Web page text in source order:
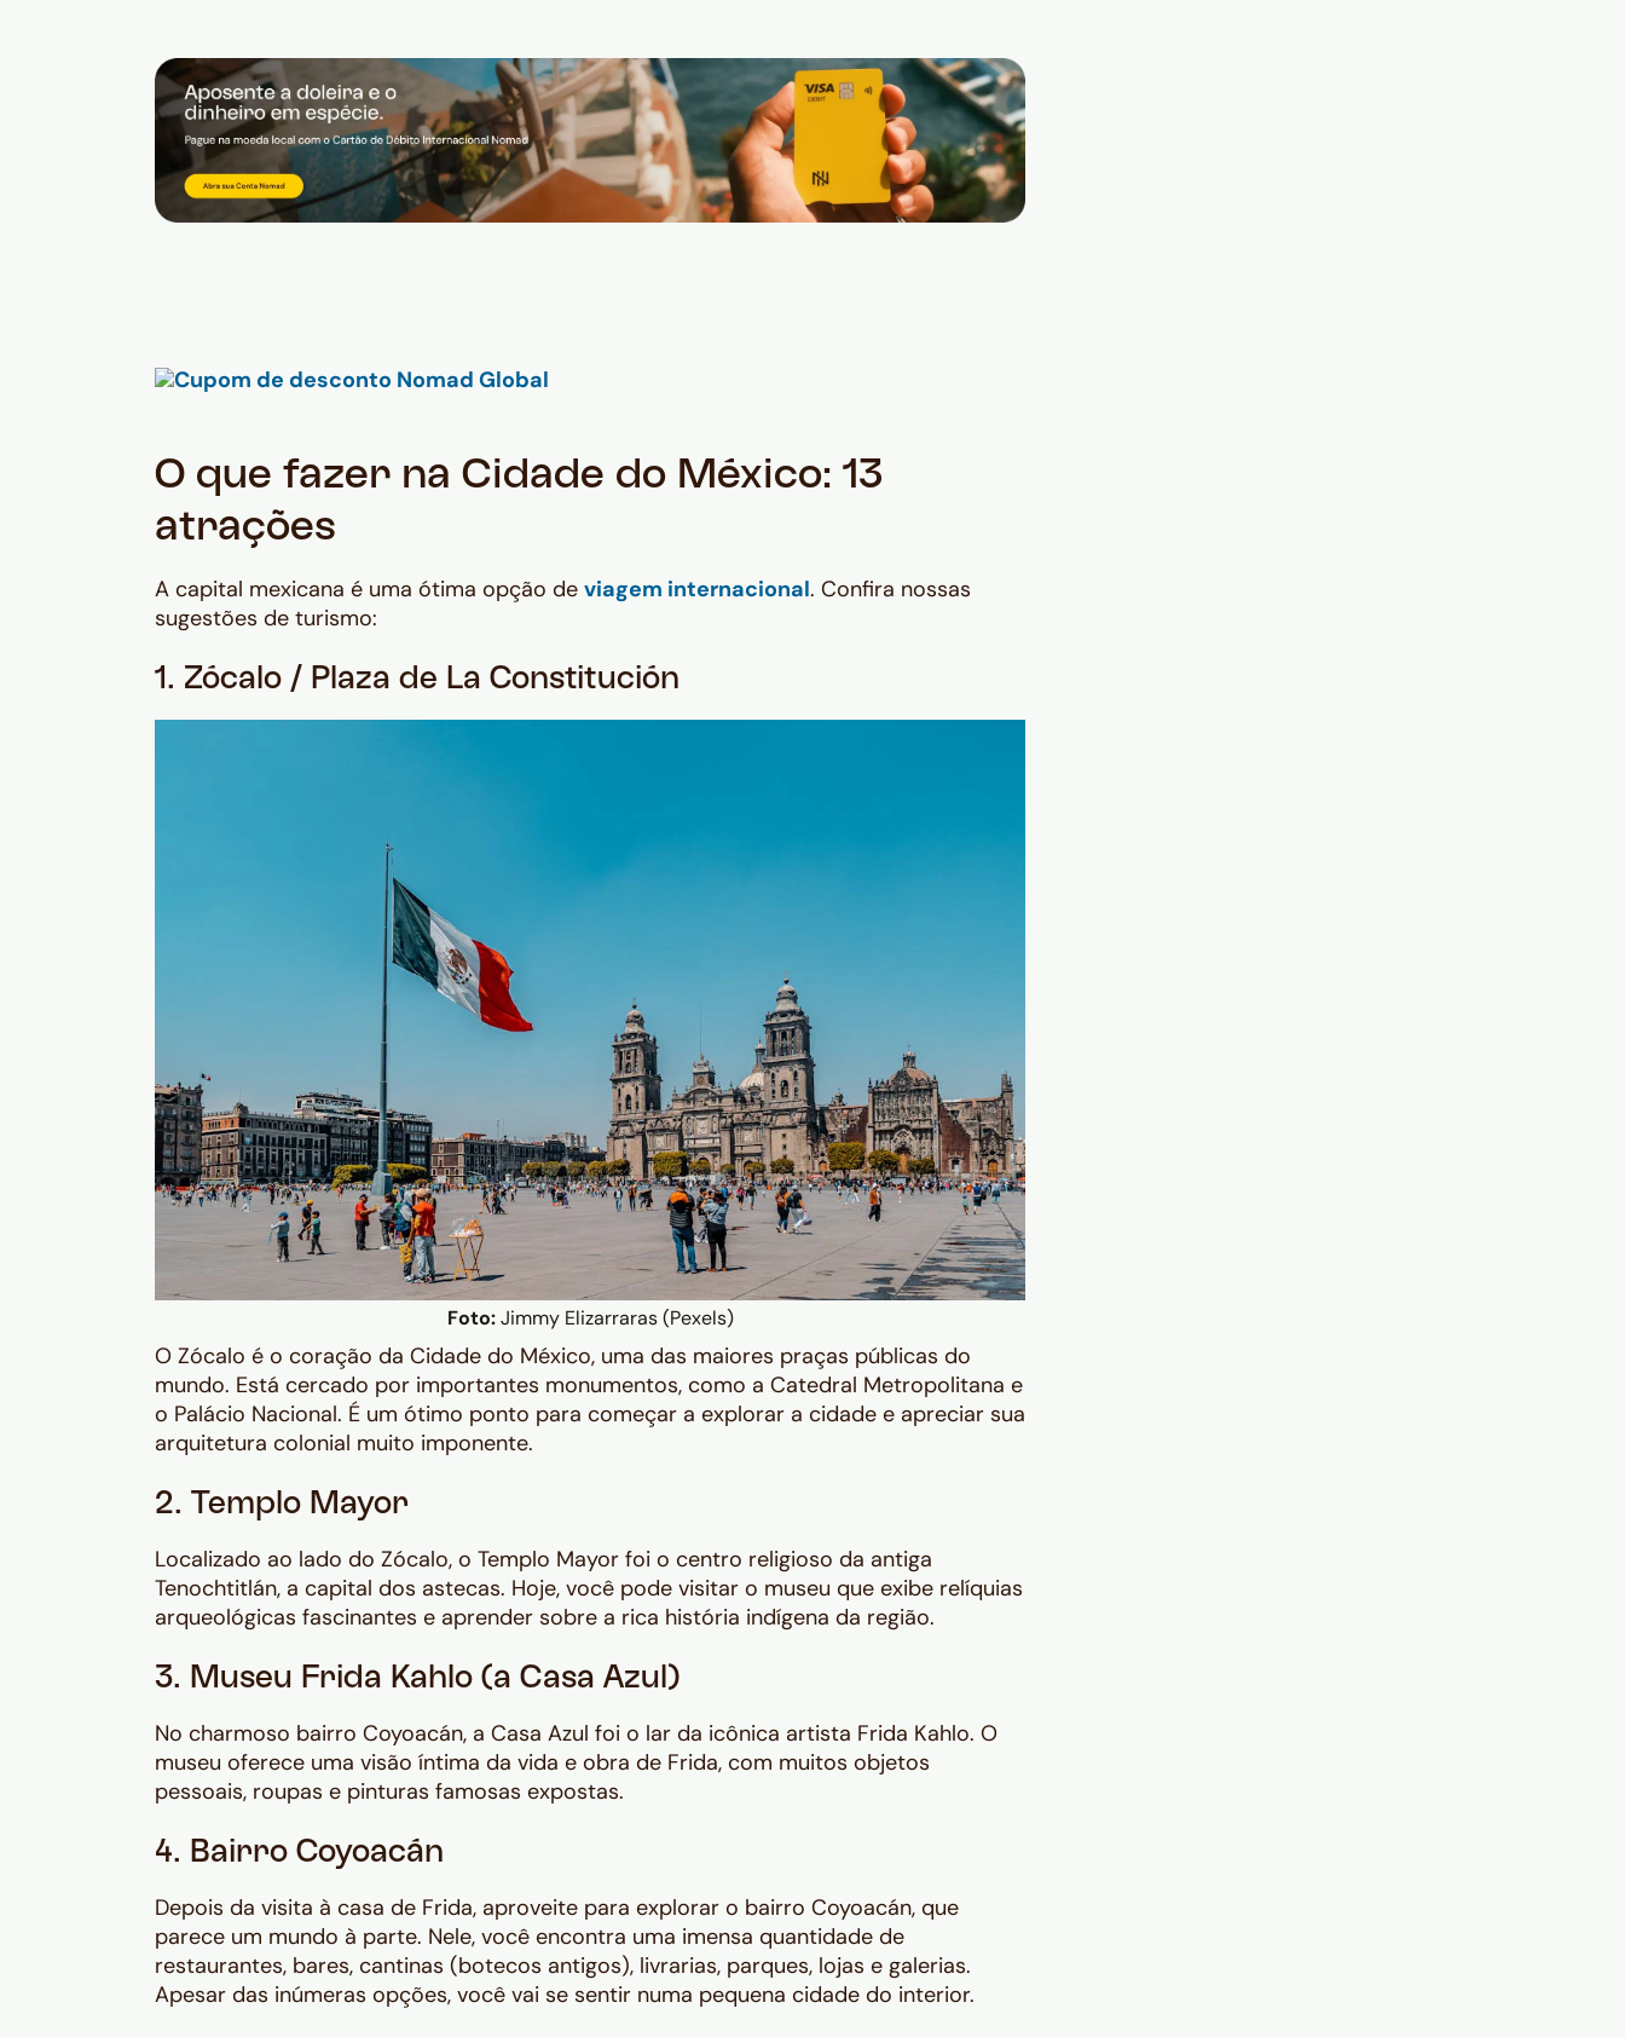
O que fazer na Cidade do México: 13
atrações
A capital mexicana é uma ótima opção de viagem internacional. Confira nossas
sugestões de turismo:
1. Zócalo / Plaza de La Constitución
Foto:Jimmy Elizarraras (Pexels)
O Zócalo é o coração da Cidade do México, uma das maiores praças públicas do
mundo. Está cercado por importantes monumentos, como a Catedral Metropolitana e
o Palácio Nacional. É um ótimo ponto para começar a explorar a cidade e apreciar sua
arquitetura colonial muito imponente.
2. Templo Mayor
Localizado ao lado do Zócalo, o Templo Mayor foi o centro religioso da antiga
Tenochtitlán, a capital dos astecas. Hoje, você pode visitar o museu que exibe relíquias
arqueológicas fascinantes e aprender sobre a rica história indígena da região.
3. Museu Frida Kahlo (a Casa Azul)
No charmoso bairro Coyoacán, a Casa Azul foi o lar da icônica artista Frida Kahlo. O
museu oferece uma visão íntima da vida e obra de Frida, com muitos objetos
pessoais, roupas e pinturas famosas expostas.
4. Bairro Coyoacán
Depois da visita à casa de Frida, aproveite para explorar o bairro Coyoacán, que
parece um mundo à parte. Nele, você encontra uma imensa quantidade de
restaurantes, bares, cantinas (botecos antigos), livrarias, parques, lojas e galerias.
Apesar das inúmeras opções, você vai se sentir numa pequena cidade do interior.